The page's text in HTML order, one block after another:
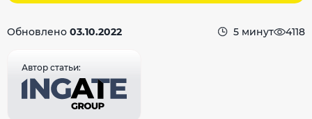
Обновлено 03.10.2022 5 минут 4118
Автор статьи: